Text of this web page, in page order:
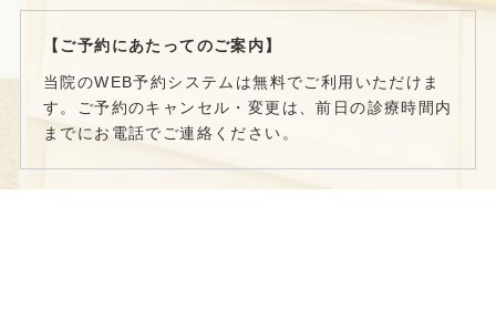
【ご予約にあたってのご案内】
当院のWEB予約システムは無料でご利用いただけま
す。ご予約のキャンセル・変更は、前日の診療時間内
までにお電話でご連絡ください。